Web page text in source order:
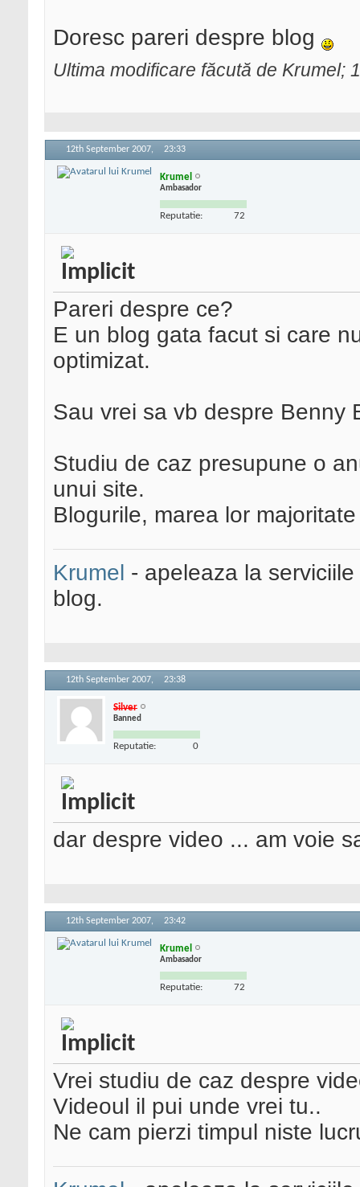
Doresc pareri despre blog
Ultima modificare făcută de Krumel;
12th September 2007, 23:33
Krumel
Ambasador
Reputatie: 72
Pareri despre ce?
E un blog gata facut si care
optimizat.
Sau vrei sa vb despre Benny
Studiu de caz presupune o
unui site.
Blogurile, marea lor
Krumel - apeleaza la
blog.
12th September 2007, 23:38
Silver
Banned
Reputatie: 0
dar despre video ... am voie
12th September 2007, 23:42
Krumel
Ambasador
Reputatie: 72
Vrei studiu de caz despre
Videoul il pui unde vrei tu..
Ne cam pierzi timpul niste